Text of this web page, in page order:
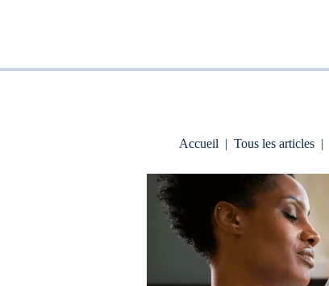
Accueil | Tous les articles |